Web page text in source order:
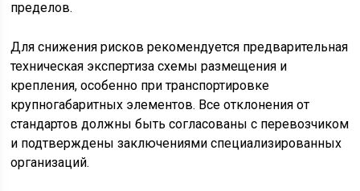
пределов.
Для снижения рисков рекомендуется предварительная
техническая экспертиза схемы размещения и
крепления, особенно при транспортировке
крупногабаритных элементов. Все отклонения от
стандартов должны быть согласованы с перевозчиком
и подтверждены заключениями специализированных
организаций.